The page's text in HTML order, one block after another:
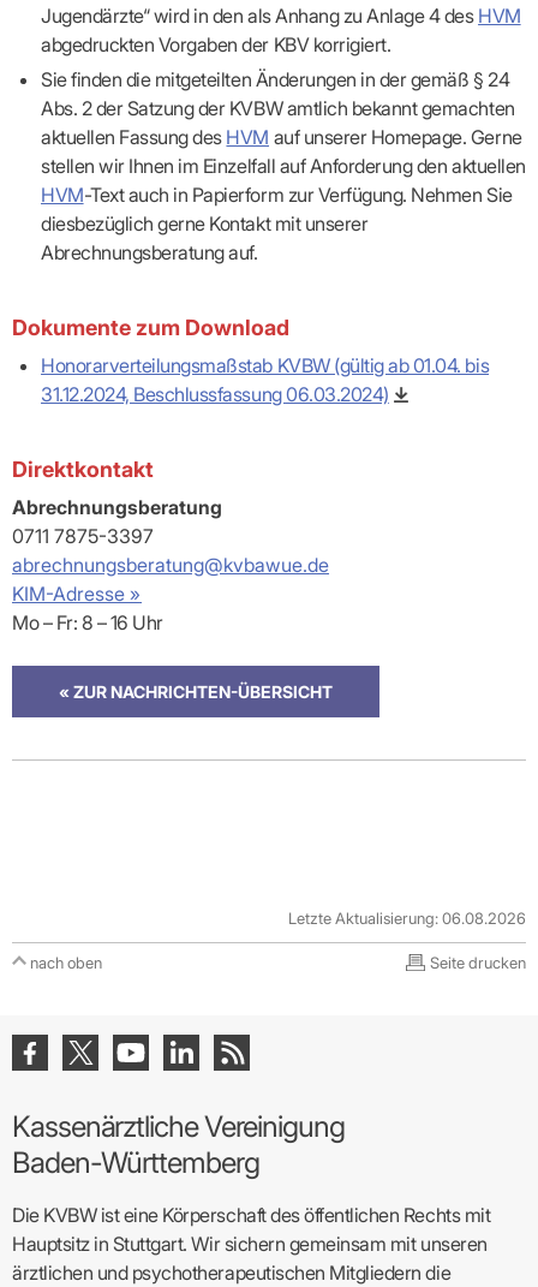
Jugendärzte“ wird in den als Anhang zu Anlage 4 des HVM
abgedruckten Vorgaben der KBV korrigiert.
Sie finden die mitgeteilten Änderungen in der gemäß § 24
Abs. 2 der Satzung der KVBW amtlich bekannt gemachten
aktuellen Fassung des HVM auf unserer Homepage. Gerne
stellen wir Ihnen im Einzelfall auf Anforderung den aktuellen
HVM-Text auch in Papierform zur Verfügung. Nehmen Sie
diesbezüglich gerne Kontakt mit unserer
Abrechnungsberatung auf.
Dokumente zum Download
Honorarverteilungsmaßstab KVBW (gültig ab 01.04. bis
31.12.2024, Beschlussfassung 06.03.2024)
Direktkontakt
Abrechnungsberatung
0711 7875-3397
abrechnungsberatung@kvbawue.de
KIM als sicheren Übertragungsweg zur KVBW
nutzen
vertraulichen
Kommunikationskanal
besonders
schützenswerte Daten
an die KVBW übermitteln
ankommen, müssen diese als KIM-E-Mail innerhalb der TI
übermittelt werden (funktioniert nicht aus dem freien Internet).
KIM-Adresse »
Mo – Fr: 8 – 16 Uhr
« ZUR NACHRICHTEN-ÜBERSICHT
Letzte Aktualisierung: 06.08.2026
nach oben Seite drucken
Kassenärztliche Vereinigung
Baden-Württemberg
Die KVBW ist eine Körperschaft des öffentlichen Rechts mit
Hauptsitz in Stuttgart. Wir sichern gemeinsam mit unseren
ärztlichen und psychotherapeutischen Mitgliedern die